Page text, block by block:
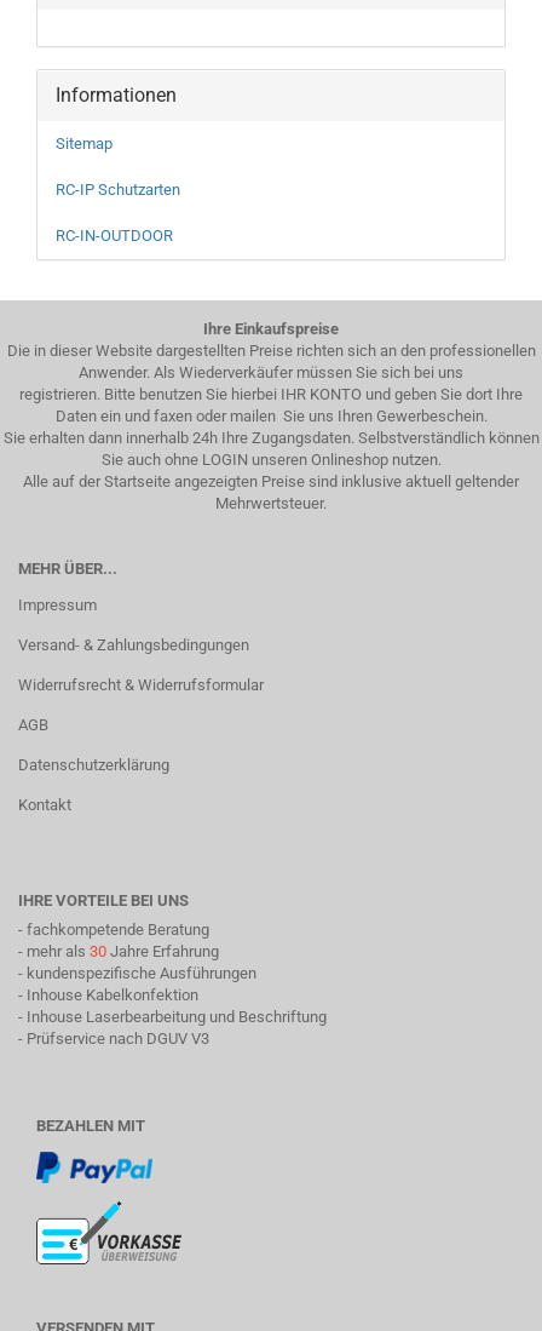
Informationen
Sitemap
RC-IP Schutzarten
RC-IN-OUTDOOR
Ihre Einkaufspreise
Die in dieser Website dargestellten Preise richten sich an den professionellen
Anwender. Als Wiederverkäufer müssen Sie sich bei uns
registrieren. Bitte benutzen Sie hierbei IHR KONTO und geben Sie dort Ihre
Daten ein und faxen oder mailen Sie uns Ihren Gewerbeschein.
Sie erhalten dann innerhalb 24h Ihre Zugangsdaten. Selbstverständlich können
Sie auch ohne LOGIN unseren Onlineshop nutzen.
Alle auf der Startseite angezeigten Preise sind inklusive aktuell geltender
Mehrwertsteuer.
MEHR ÜBER...
Impressum
Versand- & Zahlungsbedingungen
Widerrufsrecht & Widerrufsformular
AGB
Datenschutzerklärung
Kontakt
IHRE VORTEILE BEI UNS
- fachkompetende Beratung
- mehr als 30 Jahre Erfahrung
- kundenspezifische Ausführungen
- Inhouse Kabelkonfektion
- Inhouse Laserbearbeitung und Beschriftung
- Prüfservice nach DGUV V3
BEZAHLEN MIT